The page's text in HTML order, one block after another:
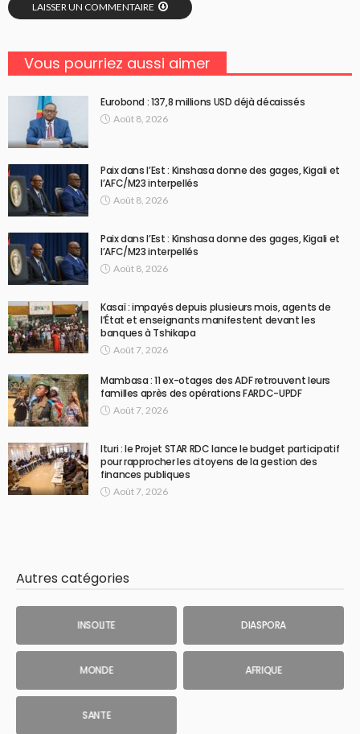
LAISSER UN COMMENTAIRE
Vous pourriez aussi aimer
Eurobond : 137,8 millions USD déjà décaissés
Août 8, 2026
Paix dans l’Est : Kinshasa donne des gages, Kigali et
l’AFC/M23 interpellés
Août 8, 2026
Paix dans l’Est : Kinshasa donne des gages, Kigali et
l’AFC/M23 interpellés
Août 8, 2026
Kasaï : impayés depuis plusieurs mois, agents de
l’État et enseignants manifestent devant les
banques à Tshikapa
Août 7, 2026
Mambasa : 11 ex-otages des ADF retrouvent leurs
familles après des opérations FARDC-UPDF
Août 7, 2026
Ituri : le Projet STAR RDC lance le budget participatif
pour rapprocher les citoyens de la gestion des
finances publiques
Août 7, 2026
Autres catégories
INSOLITE DIASPORA
MONDE AFRIQUE
SANTE